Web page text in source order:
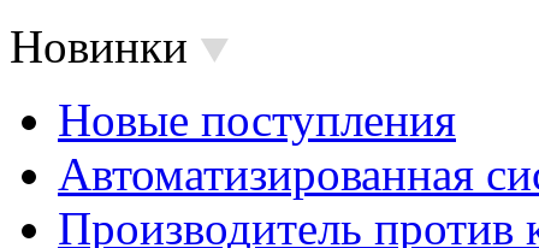
Новинки
Новые поступления
Автоматизированная
Производитель против